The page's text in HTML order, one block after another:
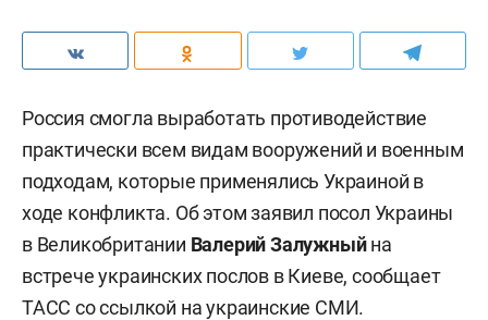
Россия смогла выработать противодействие
практически всем видам вооружений и военным
подходам, которые применялись Украиной в
ходе конфликта. Об этом заявил посол Украины
в Великобритании Валерий Залужныйна
встрече украинских послов в Киеве, сообщает
ТАСС со ссылкой на украинские СМИ.